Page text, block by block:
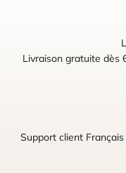
Livraison gratuite dès
Support client